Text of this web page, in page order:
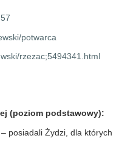
potwarca
rzezac;5494341.html
(poziom podstawowy):
posiadali Żydzi, dla których